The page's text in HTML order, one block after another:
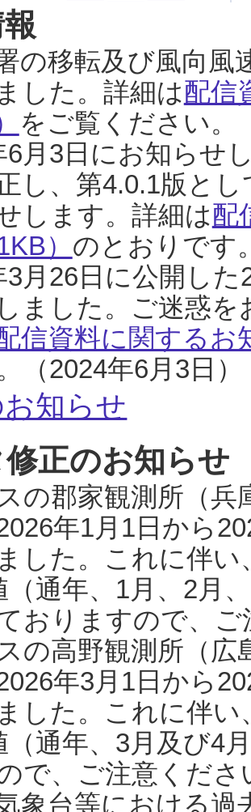
の移転及び風向風
した。詳細は配信
をご覧ください。
6月3日にお知らせ
し、第4.0.1版と
します。詳細は配
） のとおりです
3月26日に公開し
ました。ご迷惑
信資料に関するお
（2024年6月3日）
知らせ
正のお知らせ
の郡家観測所（
年1月1日から
した。これに伴い
（通年、1月、2月
おりますので、
の高野観測所（
年3月1日から
した。これに伴い
（通年、3月及び4
で、ご注意くだ
象台等における過